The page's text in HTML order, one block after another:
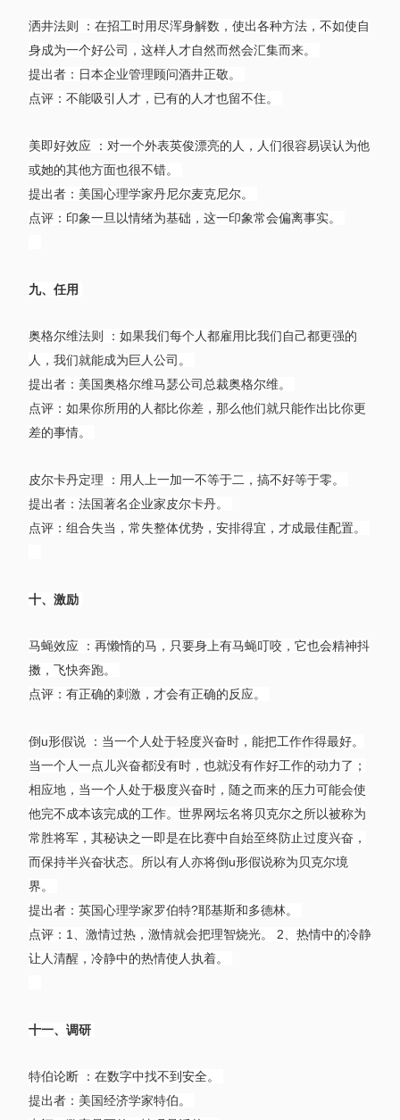
洒井法则 ：在招工时用尽浑身解数，使出各种方法，不如使自
身成为一个好公司，这样人才自然而然会汇集而来。
提出者：日本企业管理顾问酒井正敬。
点评：不能吸引人才，已有的人才也留不住。
美即好效应 ：对一个外表英俊漂亮的人，人们很容易误认为他
或她的其他方面也很不错。
提出者：美国心理学家丹尼尔麦克尼尔。
点评：印象一旦以情绪为基础，这一印象常会偏离事实。
九、任用
奥格尔维法则 ：如果我们每个人都雇用比我们自己都更强的
人，我们就能成为巨人公司。
提出者：美国奥格尔维马瑟公司总裁奥格尔维。
点评：如果你所用的人都比你差，那么他们就只能作出比你更
差的事情。
皮尔卡丹定理 ：用人上一加一不等于二，搞不好等于零。
提出者：法国著名企业家皮尔卡丹。
点评：组合失当，常失整体优势，安排得宜，才成最佳配置。
十、激励
马蝇效应 ：再懒惰的马，只要身上有马蝇叮咬，它也会精神抖
擞，飞快奔跑。
点评：有正确的刺激，才会有正确的反应。
倒u形假说 ：当一个人处于轻度兴奋时，能把工作作得最好。
当一个人一点儿兴奋都没有时，也就没有作好工作的动力了；
相应地，当一个人处于极度兴奋时，随之而来的压力可能会使
他完不成本该完成的工作。世界网坛名将贝克尔之所以被称为
常胜将军，其秘诀之一即是在比赛中自始至终防止过度兴奋，
而保持半兴奋状态。所以有人亦将倒u形假说称为贝克尔境
界。
提出者：英国心理学家罗伯特?耶基斯和多德林。
点评：1、激情过热，激情就会把理智烧光。 2、热情中的冷静
让人清醒，冷静中的热情使人执着。
十一、调研
特伯论断 ：在数字中找不到安全。
提出者：美国经济学家特伯。